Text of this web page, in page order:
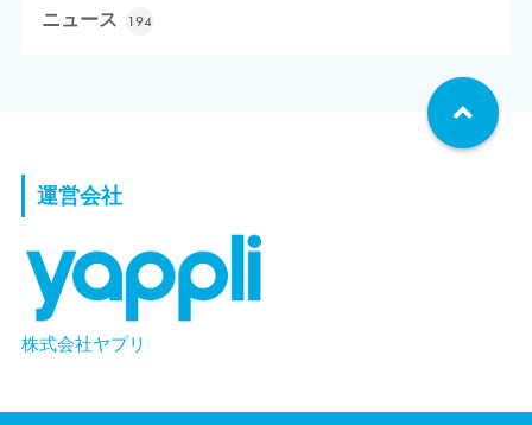
ニュース 194
運営会社
株式会社ヤプリ